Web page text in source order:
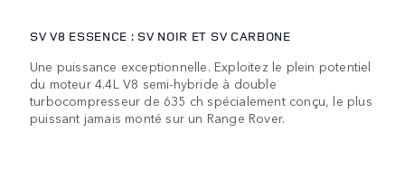
SV V8 ESSENCE : SV NOIR ET SV CARBONE
Une puissance exceptionnelle. Exploitez le plein potentiel
du moteur 4.4L V8 semi-hybride à double
turbocompresseur de 635 ch spécialement conçu, le plus
puissant jamais monté sur un Range Rover.